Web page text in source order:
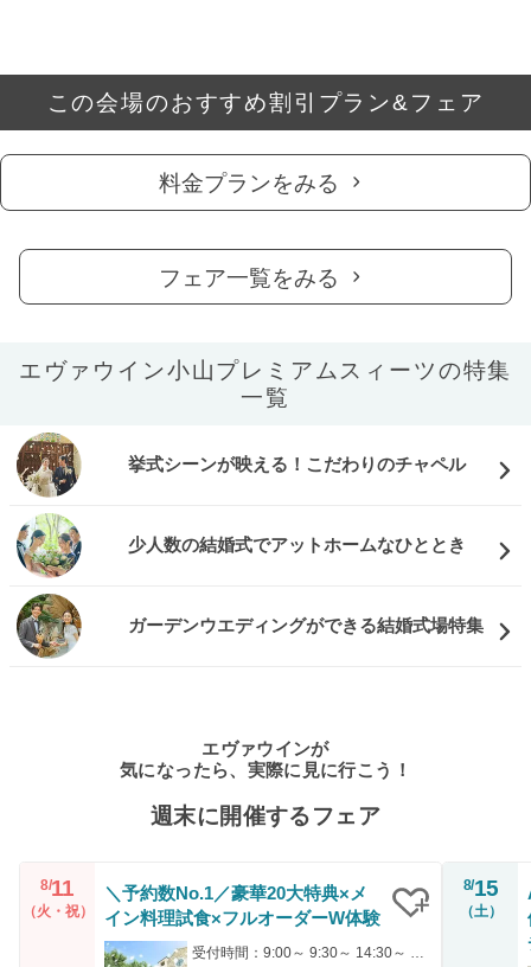
この会場のおすすめ割引プラン&フェア
料金プランをみる
フェア一覧をみる
エヴァウイン小山プレミアムスィーツの特集
一覧
挙式シーンが映える！こだわりのチャペル
少人数の結婚式でアットホームなひととき
ガーデンウエディングができる結婚式場特集
エヴァウインが
気になったら、実際に見に行こう！
週末に開催するフェア
8/11
（火・祝）
＼予約数No.1／豪華20大特典×メ
イン料理試食×フルオーダーW体験
受付時間：9:00～ 9:30～ 14:30～ 15:00～ 18:00～
8/15
（土）